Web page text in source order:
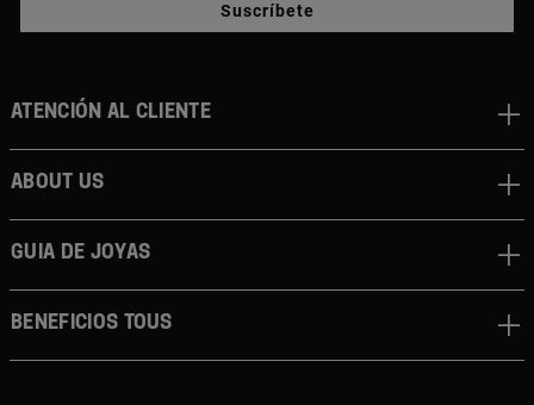
Suscríbete
Atención al cliente
About us
Guia de joyas
Beneficios TOUS